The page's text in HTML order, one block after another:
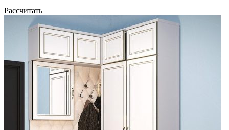
Рассчитать